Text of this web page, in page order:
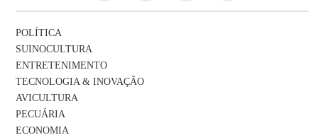
POLÍTICA
SUINOCULTURA
ENTRETENIMENTO
TECNOLOGIA & INOVAÇÃO
AVICULTURA
PECUÁRIA
ECONOMIA